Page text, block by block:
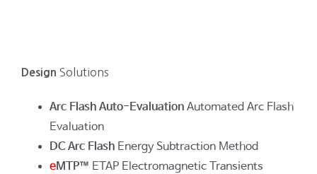
Design Solutions
Arc Flash Auto-Evaluation Automated Arc Flash
Evaluation
DC Arc Flash Energy Subtraction Method
eMTP™ ETAP Electromagnetic Transients